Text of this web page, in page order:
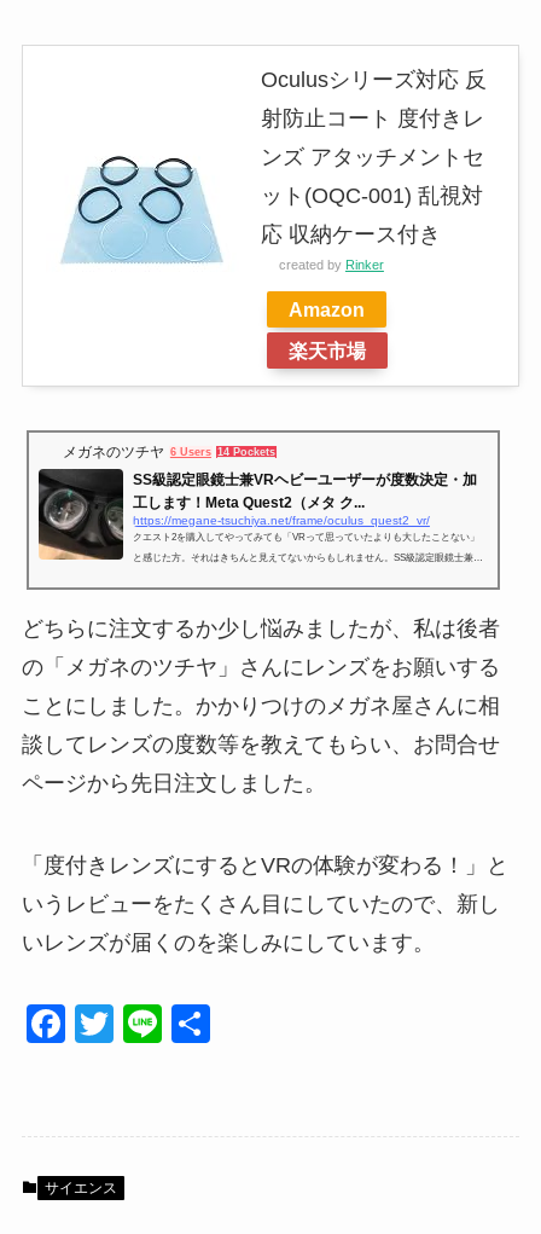
Oculusシリーズ対応 反
射防止コート 度付きレ
ンズ アタッチメントセ
ット(OQC-001) 乱視対
応 収納ケース付き
created by Rinker
Amazon
楽天市場
メガネのツチヤ 6 Users 14 Pockets
SS級認定眼鏡士兼VRヘビーユーザーが度数決定・加
工します！Meta Quest2（メタ ク...
https://megane-tsuchiya.net/frame/oculus_quest2_vr/
クエスト2を購入してやってみても「VRって思っていたよりも大したことない」
と感じた方。それはきちんと見えてないからもしれません。SS級認定眼鏡士兼VR
どちらに注文するか少し悩みましたが、私は後者
の「メガネのツチヤ」さんにレンズをお願いする
ことにしました。かかりつけのメガネ屋さんに相
談してレンズの度数等を教えてもらい、お問合せ
ページから先日注文しました。
「度付きレンズにするとVRの体験が変わる！」と
いうレビューをたくさん目にしていたので、新し
いレンズが届くのを楽しみにしています。
F
e
b
T
er
Li
サイエンス